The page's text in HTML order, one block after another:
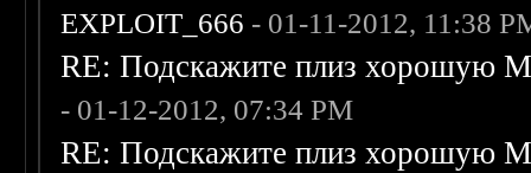
EXPLOIT_666 - 01-11-2012, 11:38
RE: Подскажите плиз хорошую
- 01-12-2012, 07:34 PM
RE: Подскажите плиз хорошую